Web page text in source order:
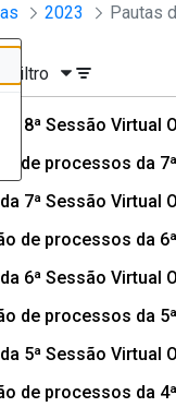
-
2023
Filtro
8ª Sessão Virtual
de processos da
7ª Sessão Virtual
de processos da
6ª Sessão Virtual
de processos da
5ª Sessão Virtual
de processos da